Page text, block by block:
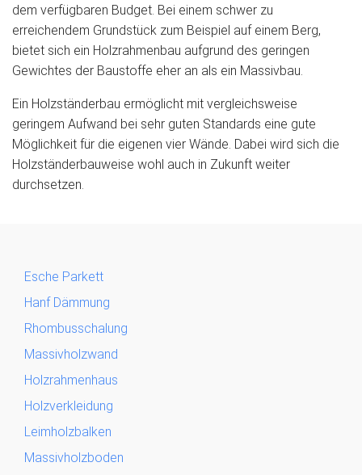
dem verfügbaren Budget. Bei einem schwer zu
erreichendem Grundstück zum Beispiel auf einem Berg,
bietet sich ein Holzrahmenbau aufgrund des geringen
Gewichtes der Baustoffe eher an als ein Massivbau.
Ein Holzständerbau ermöglicht mit vergleichsweise
geringem Aufwand bei sehr guten Standards eine gute
Möglichkeit für die eigenen vier Wände. Dabei wird sich die
Holzständerbauweise wohl auch in Zukunft weiter
durchsetzen.
Esche Parkett
Hanf Dämmung
Rhombusschalung
Massivholzwand
Holzrahmenhaus
Holzverkleidung
Leimholzbalken
Massivholzboden